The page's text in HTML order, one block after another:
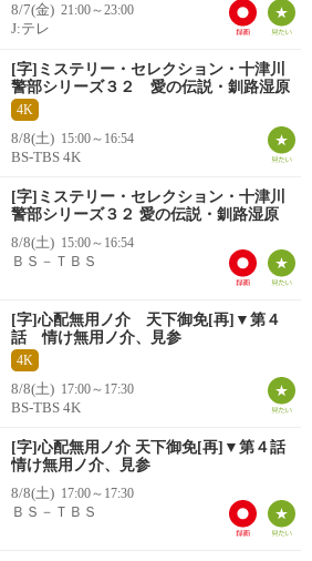
8/7(金) 21:00～23:00
J:テレ
[字]ミステリー・セレクション・十津川
警部シリーズ３２ 愛の伝説・釧路湿原
4K
8/8(土) 15:00～16:54
BS-TBS 4K
[字]ミステリー・セレクション・十津川
警部シリーズ３２ 愛の伝説・釧路湿原
8/8(土) 15:00～16:54
ＢＳ－ＴＢＳ
[字]心配無用ノ介 天下御免[再]▼第４
話 情け無用ノ介、見参
4K
8/8(土) 17:00～17:30
BS-TBS 4K
[字]心配無用ノ介 天下御免[再]▼第４話
情け無用ノ介、見参
8/8(土) 17:00～17:30
ＢＳ－ＴＢＳ